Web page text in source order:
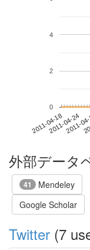
2011-04-182011-04-24
2011-
0
2
4
外部データ
41 Mendeley
Google Scholar
Twitter (7